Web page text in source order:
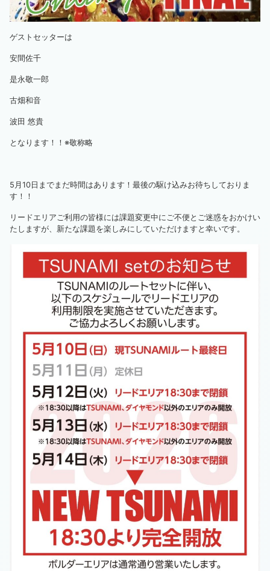
ゲストセッターは
安間佐千
是永敬一郎
古畑和音
波田 悠貴
となります！！※敬称略
5月10日までまだ時間はあります！最後の駆け込みお待ちしておりま
す！！
リードエリアご利用の皆様には課題変更中にご不便とご迷惑をおかけい
たしますが、新たな課題を楽しみにしていただけますと幸いです。